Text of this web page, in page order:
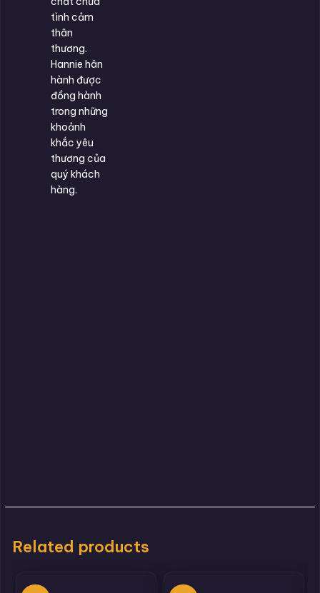
tình cảm
thân
thương.
Hannie hân
hành được
đồng hành
trong những
khoảnh
khắc yêu
thương của
quý khách
hàng.
Related products